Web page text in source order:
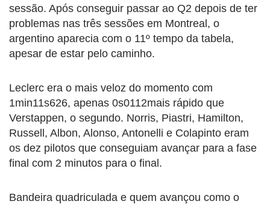
sessão. Após conseguir passar ao Q2 depois de ter
problemas nas três sessões em Montreal, o
argentino aparecia com o 11º tempo da tabela,
apesar de estar pelo caminho.
Leclerc era o mais veloz do momento com
1min11s626, apenas 0s0112mais rápido que
Verstappen, o segundo. Norris, Piastri, Hamilton,
Russell, Albon, Alonso, Antonelli e Colapinto eram
os dez pilotos que conseguiam avançar para a fase
final com 2 minutos para o final.
Bandeira quadriculada e quem avançou como o